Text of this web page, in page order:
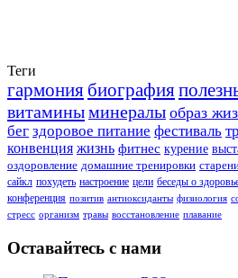
Теги
гармония биография
витаминыминералы образ
бег здоровое питание фестиваль
конвенция жизнь фитнес курение
оздоровление домашние тренировки
сайкл похудеть настроение цели беседы о
конференция позитив антиоксиданты физиология
стресс организм травы восстановление плавание
Оставайтесь с нами